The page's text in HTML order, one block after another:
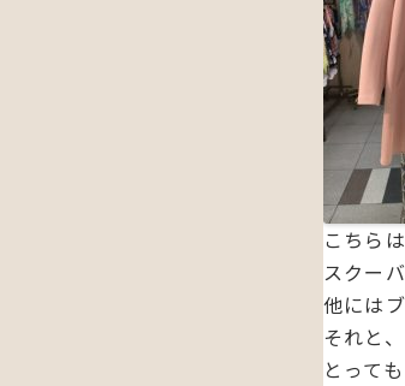
こちら
スクー
他には
それと
とって